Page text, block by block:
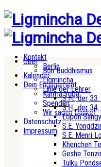
Kontakt
Berlin
Kalender
Dein Engagement
Karma Yoga
Spenden
Wir sagen Danke!
Datenschutz
Impressum
Über
Bön Buddhismus
Ligmincha
Linie der Lehrer
S.H., der
S.H., der
Lopön
S.E.
S.E. Menri
Khenchen
Geshe
Tulku